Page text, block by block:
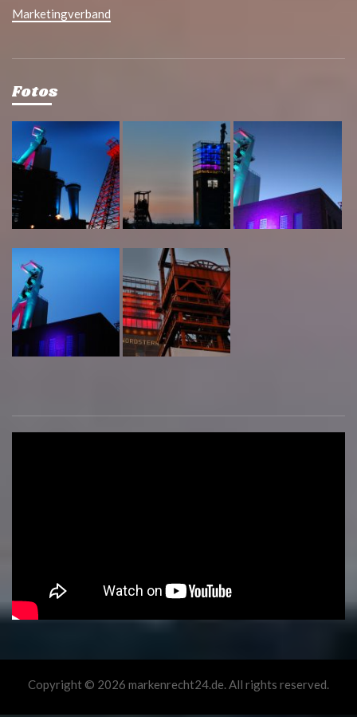
Marketingverband
Fotos
Copyright © 2026 markenrecht24.de. All rights reserved.